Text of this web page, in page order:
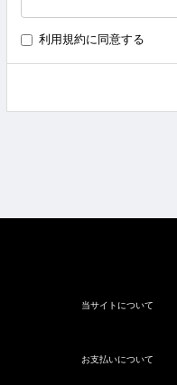
利用規約に同意する
当サイトについて
お支払いについて